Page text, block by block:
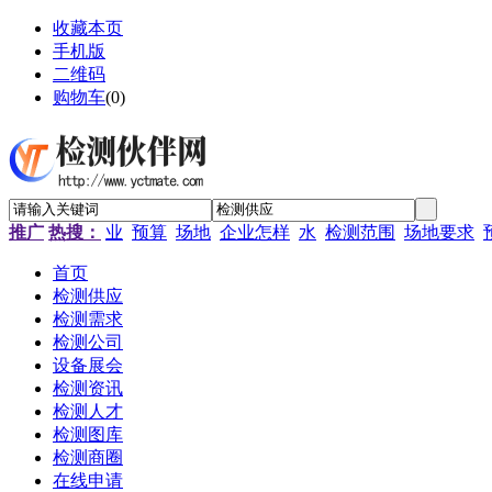
收藏本页
手机版
二维码
购物车(0)
推广 热搜： 业 预算 场地 企业怎样 水 检测范围 场地要求
首页
检测供应
检测需求
检测公司
设备展会
检测资讯
检测人才
检测图库
检测商圈
在线申请